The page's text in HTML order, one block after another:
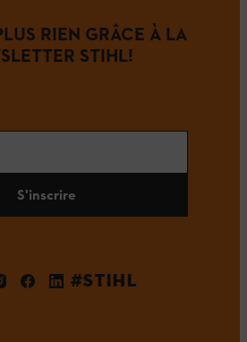
RIEN GRÂCE À LA
STIHL!
S'inscrire
#STIHL